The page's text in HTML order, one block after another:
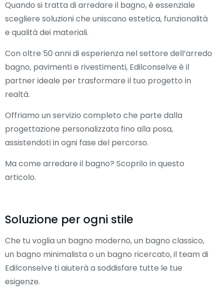
Quando si tratta di arredare il bagno, è essenziale
scegliere soluzioni che uniscano estetica, funzionalità
e qualità dei materiali.
Con oltre 50 anni di esperienza nel settore dell’arredo
bagno, pavimenti e rivestimenti, Edilconselve è il
partner ideale per trasformare il tuo progetto in
realtà.
Offriamo un servizio completo che parte dalla
progettazione personalizzata fino alla posa,
assistendoti in ogni fase del percorso.
Ma come arredare il bagno? Scoprilo in questo
articolo.
Soluzione per ogni stile
Che tu voglia un bagno moderno, un bagno classico,
un bagno minimalista o un bagno ricercato, il team di
Edilconselve ti aiuterà a soddisfare tutte le tue
esigenze.